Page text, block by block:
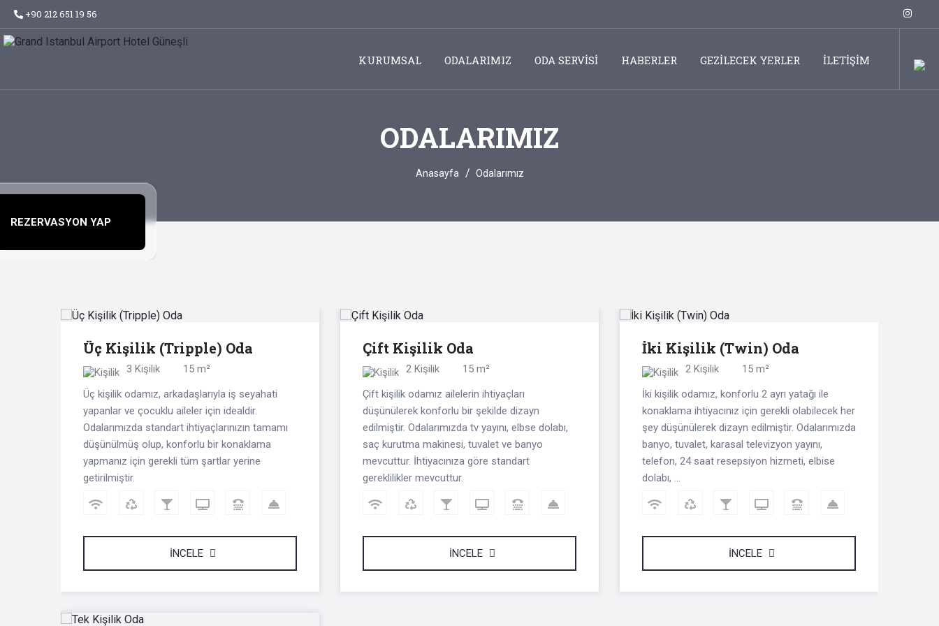
+90 212 651 19 56
KURUMSAL ODALARIMIZ ODA SERVİSİ HABERLER GEZİLECEK YERLER İLETİŞİM
ODALARIMIZ
Anasayfa Odalarımız
REZERVASYON YAP
Üç Kişilik (Tripple) Oda
3 Kişilik
15 m²
Üç kişilik odamız, arkadaşlarıyla iş seyahati
yapanlar ve çocuklu aileler için idealdir.
Odalarımızda standart ihtiyaçlarınızın tamamı
düşünülmüş olup, konforlu bir konaklama
yapmanız için gerekli tüm şartlar yerine
getirilmiştir.
İNCELE
Çift Kişilik Oda
2 Kişilik
15 m²
Çift kişilik odamız ailelerin ihtiyaçları
düşünülerek konforlu bir şekilde dizayn
edilmiştir. Odalarımızda tv yayını, elbse dolabı,
saç kurutma makinesi, tuvalet ve banyo
mevcuttur. İhtiyacınıza göre standart
gereklilikler mevcuttur.
İNCELE
İki Kişilik (Twin) Oda
2 Kişilik
15 m²
İki kişilik odamız, konforlu 2 ayrı yatağı ile
konaklama ihtiyacınız için gerekli olabilecek her
şey düşünülerek dizayn edilmiştir. Odalarımızda
banyo, tuvalet, karasal televizyon yayını,
telefon, 24 saat resepsiyon hizmeti, elbise
dolabı, ...
İNCELE